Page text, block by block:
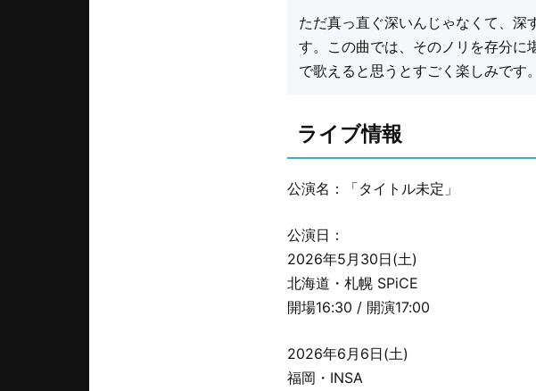
ただ真っ直ぐ深いんじゃなくて、深
す。この曲では、そのノリを存分に
で歌えると思うとすごく楽しみです。
ライブ情報
公演名：「タイトル未定」
公演日：
2026年5月30日(土)
北海道・札幌 SPiCE
開場16:30 / 開演17:00
2026年6月6日(土)
福岡・INSA